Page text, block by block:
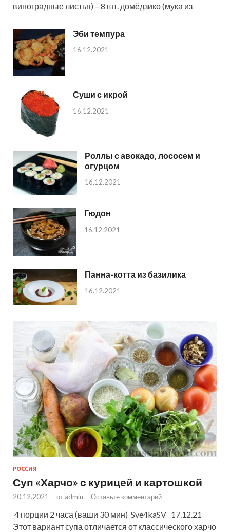
виноградные листья) – 8 шт. домёдзико (мука из
Эби темпура
16.12.2021
Суши с икрой
16.12.2021
Роллы с авокадо, лососем и
огурцом
16.12.2021
Гюдон
16.12.2021
Панна-котта из базилика
16.12.2021
РОССИЯ
Суп «Харчо» с курицей и картошкой
20.12.2021 - от admin - Оставьте комментарий
4 порции 2 часа (ваши 30 мин) Sve4kaSV 17.12.21
Этот вариант супа отличается от классического харчо